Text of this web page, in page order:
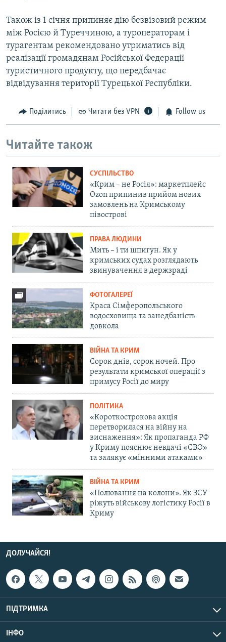
Також із 1 січня припиняє дію безвізовий режим
між Росією й Туреччиною, а туроператорам і
турагентам рекомендовано утриматись від
реалізації громадянам Російської Федерації
туристичного продукту, що передбачає
відвідування території Турецької Республіки.
Поділитись Читати без VPN Follow us
Читайте також
СУСПІЛЬСТВО
«Крим – не Росія»: маркетплейс
Ozon припинив прийом нових
замовлень на Кримському
півострові
ПРАВА ЛЮДИНИ
Мить – і ти шпигун. Як у
кримських судах розглядають
звинувачення в держзраді
ФОТОГАЛЕРЕЇ
Краса Сімферопольського
водосховища та занедбаність
довкола
ВІЙНА ТА КРИМ
Сорок днів, сорок ночей. Про
результати кримської операції з
примусу Росії до миру
ПОЛІТИКА
«Короткострокова акція
перетворилася на війну на
виснаження»: Як пропаганда РФ
у Криму пояснює невдачі «СВО»
та залякує «мінними атаками»
ВІЙНА ТА КРИМ
«Полювання на колони». Як ЗСУ
ріжуть військову логістику Росії в
Криму
ДОЛУЧАЙСЯ!
ПІДТРИМКА
ІНФО